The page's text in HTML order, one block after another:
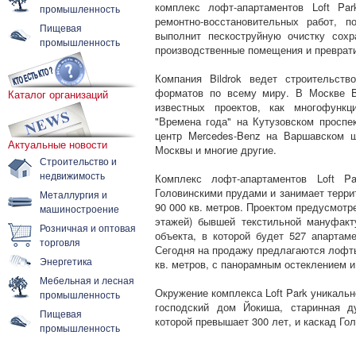
промышленность
Пищевая
промышленность
Каталог организаций
Актуальные новости
Строительство и
недвижимость
Металлургия и
машиностроение
Розничная и оптовая
торговля
Энергетика
Мебельная и лесная
промышленность
Пищевая
промышленность
комплекс лофт-апартаментов Loft
ремонтно-восстановительных работ,
выполнит пескоструйную очистку
производственные помещения и
Компания Bildrok ведет
форматов по всему миру. В Москве
известных проектов, как
"Времена года" на Кутузовском
центр Mercedes-Benz на
Москвы и многие другие.
Комплекс лофт-апартаментов Loft
Головинскими прудами и занимает
90 000 кв. метров. Проектом
этажей) бывшей текстильной
объекта, в которой будет 527
Сегодня на продажу предлагаются
кв. метров, с панорамным остеклением
Окружение комплекса Loft Park
господский дом Йокиша, старинная
которой превышает 300 лет, и каскад